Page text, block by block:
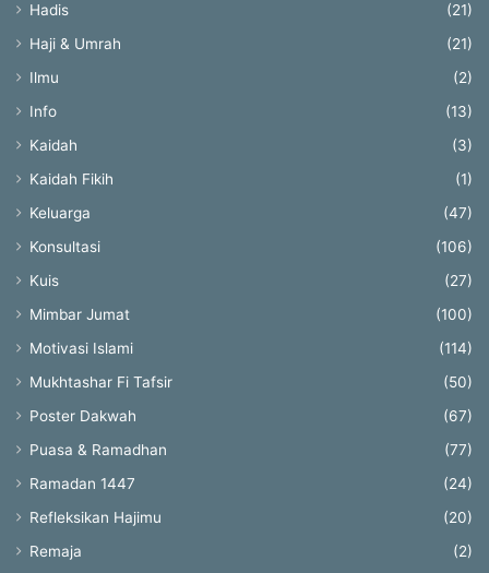
Hadis
(21)
Haji & Umrah
(21)
Ilmu
(2)
Info
(13)
Kaidah
(3)
Kaidah Fikih
(1)
Keluarga
(47)
Konsultasi
(106)
Kuis
(27)
Mimbar Jumat
(100)
Motivasi Islami
(114)
Mukhtashar Fi Tafsir
(50)
Poster Dakwah
(67)
Puasa & Ramadhan
(77)
Ramadan 1447
(24)
Refleksikan Hajimu
(20)
Remaja
(2)